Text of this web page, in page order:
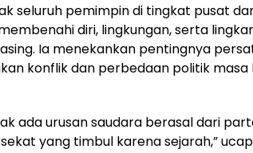
seluruh pemimpin di tingkat pusat
diri, lingkungan, serta
Ia menekankan pentingnya
konflik dan perbedaan politik
ada urusan saudara berasal dari
yang timbul karena sejarah,”